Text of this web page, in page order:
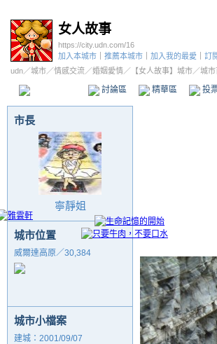
女人故事
https://city.udn.com/16
加入本城市
推薦本城市 加入我的最愛
訂
udn／城市／情感交流／婚姻愛情／ 【女人故事】城市／城
討論區 精華區 投
市長
寧靜姐
城市位置
威爾達高原／30,384
城市小檔案
建城：2001/09/07